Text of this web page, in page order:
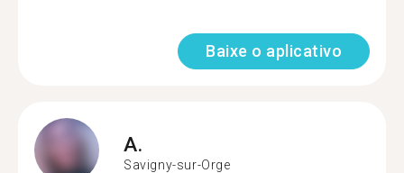
Baixe o aplicativo
A.
Savigny-sur-Orge